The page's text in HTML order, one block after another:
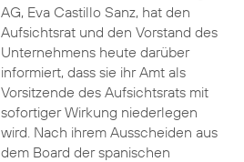
AG, Eva Castillo Sanz, hat den
Aufsichtsrat und den Vorstand des
Unternehmens heute darüber
informiert, dass sie ihr Amt als
Vorsitzende des Aufsichtsrats mit
sofortiger Wirkung niederlegen
wird. Nach ihrem Ausscheiden aus
dem Board der spanischen